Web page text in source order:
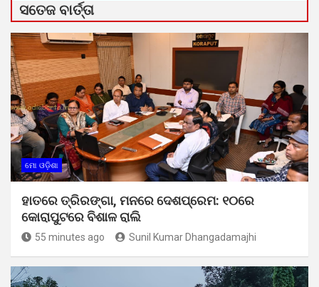
ସତେଜ ବାର୍ତ୍ତା
ମୋ ଓଡ଼ିଶା
ହାତରେ ତ୍ରିରଙ୍ଗା, ମନରେ ଦେଶପ୍ରେମ: ୧୦ରେ
କୋରାପୁଟରେ ବିଶାଳ ରାଲି
55 minutes ago Sunil Kumar Dhangadamajhi